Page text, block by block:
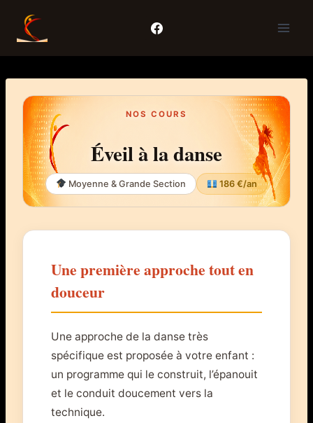
contenu
NOS COURS
Éveil à la danse
Moyenne & Grande Section 186 €/an
Une première approche tout en
douceur
Une approche de la danse très
spécifique est proposée à votre enfant :
un programme qui le construit, l’épanouit
et le conduit doucement vers la
technique.